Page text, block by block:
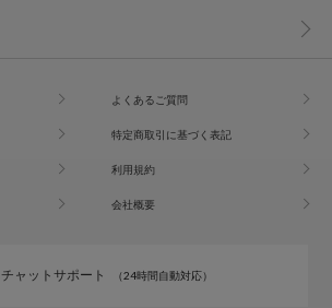
よくあるご質問
特定商取引に基づく表記
利用規約
会社概要
チャットサポート （24時間自動対応）